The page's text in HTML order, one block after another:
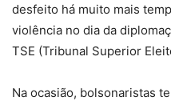
desfeito há muito mais
violência no dia da
TSE (Tribunal Superior
Na ocasião, bolsonaristas